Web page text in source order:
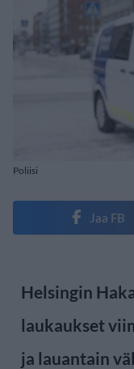
Poliisi
Jaa FB
Helsingin
laukaukset
ja lauantain